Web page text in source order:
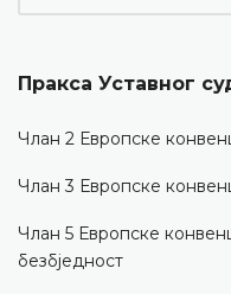
Пракса Уставног
Члан 2 Европске
Члан 3 Европске
Члан 5 Европске
безбједност